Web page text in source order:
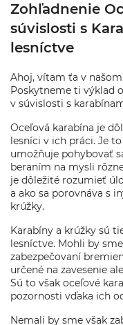
Zohľadnenie
súvislosti s
lesníctve
Ahoj, vítam ťa v
Poskytneme ti výklad
v súvislosti s
Oceľová karabína je
lesníci v ich práci. Je
umožňuje pohybovať
beraním na mysli
je dôležité rozumieť
a ako sa porovnáva s
krúžky.
Karabíny a krúžky sú
lesníctve. Mohli by
zabezpečovaní
určené na zavesenie
Sú to však oceľové
pozornosti vďaka ich
Nemali by sme však